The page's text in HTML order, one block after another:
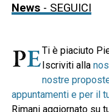
News- SEGUICI
Ti è piaciuto
Iscriviti alla
nostre
appuntamenti e per il
Rimani aggiornato su